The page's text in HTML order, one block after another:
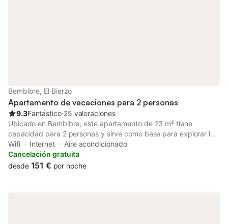
Bembibre, El Bierzo
Apartamento de vacaciones para 2 personas
9.3Fantástico⋅25 valoraciones
Ubicado en Bembibre, este apartamento de 23 m² tiene
capacidad para 2 personas y sirve como base para explorar los
alrededores. La propiedad se encuentra a 200 m de la Terraza
casa mágica y de La Senda del Mouro, mientras que el centro
de la ciudad está a 5 km. La unidad cuenta con 1 dormitorio con
Wifi Internet
Aire acondicionado
Cancelación gratuita
desde 151 € por noche